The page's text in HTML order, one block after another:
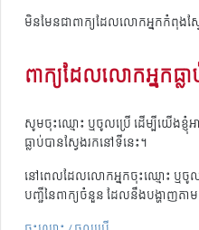
មិនមែនជាពាក្យដែលលោកអ្នកកំពុងស្វ
ពាក្យដែលលោកអ្នកធ្លា
សូមចុះឈ្មោះ ឬចូលប្រើ ដើម្បីយើងខ្ញុំ
ធ្លាប់បានស្វែងរកនៅទីនេះ។
នៅពេលដែលលោកអ្នកចុះឈ្មោះ ឬចូ
បញ្ជីនៃពាក្យចំនួន ដែលនឹងបង្ហាញត